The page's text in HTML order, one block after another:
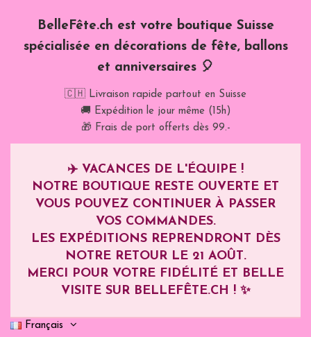
BelleFête.ch est votre boutique Suisse
spécialisée en décorations de fête, ballons
et anniversaires 🎈
🇨🇭 Livraison rapide partout en Suisse
🚚 Expédition le jour même (15h)
🎁 Frais de port offerts dès 99.-
✈️ VACANCES DE L'ÉQUIPE !
NOTRE BOUTIQUE RESTE OUVERTE ET
VOUS POUVEZ CONTINUER À PASSER
VOS COMMANDES.
LES EXPÉDITIONS REPRENDRONT DÈS
NOTRE RETOUR LE 21 AOÛT.
MERCI POUR VOTRE FIDÉLITÉ ET BELLE
VISITE SUR BELLEFÊTE.CH ! ✨
Français